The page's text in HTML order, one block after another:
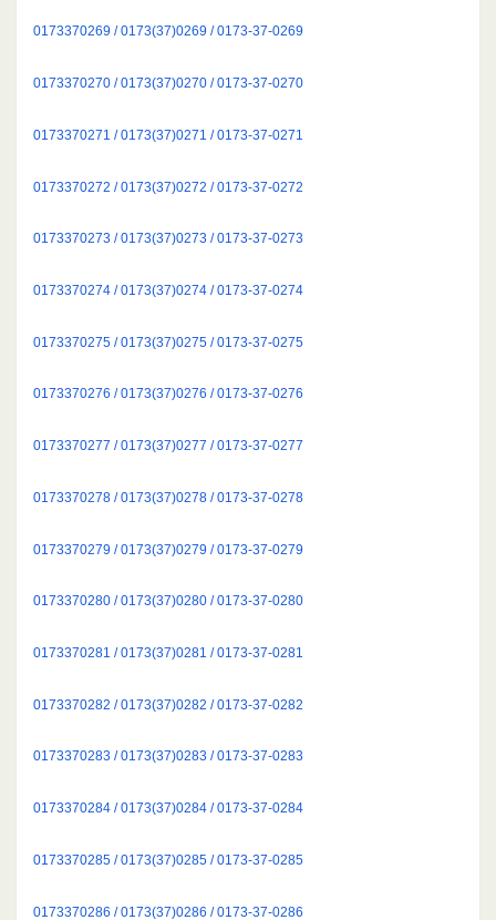
0173370269 / 0173(37)0269 / 0173-37-0269
0173370270 / 0173(37)0270 / 0173-37-0270
0173370271 / 0173(37)0271 / 0173-37-0271
0173370272 / 0173(37)0272 / 0173-37-0272
0173370273 / 0173(37)0273 / 0173-37-0273
0173370274 / 0173(37)0274 / 0173-37-0274
0173370275 / 0173(37)0275 / 0173-37-0275
0173370276 / 0173(37)0276 / 0173-37-0276
0173370277 / 0173(37)0277 / 0173-37-0277
0173370278 / 0173(37)0278 / 0173-37-0278
0173370279 / 0173(37)0279 / 0173-37-0279
0173370280 / 0173(37)0280 / 0173-37-0280
0173370281 / 0173(37)0281 / 0173-37-0281
0173370282 / 0173(37)0282 / 0173-37-0282
0173370283 / 0173(37)0283 / 0173-37-0283
0173370284 / 0173(37)0284 / 0173-37-0284
0173370285 / 0173(37)0285 / 0173-37-0285
0173370286 / 0173(37)0286 / 0173-37-0286